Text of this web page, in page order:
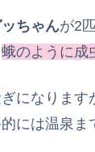
ッちゃんが2
蛾のように成
になります
には温泉ま